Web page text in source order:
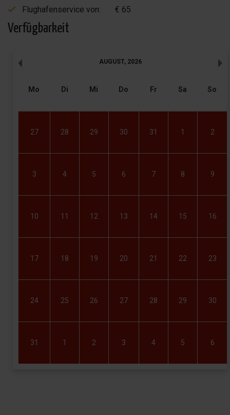
Flughafenservice von:
€ 65
Verfügbarkeit
AUGUST, 2026
Mo Di Mi Do Fr Sa So
27 28 29 30 31 1 2
3 4 5 6 7 8 9
10 11 12 13 14 15 16
17 18 19 20 21 22 23
24 25 26 27 28 29 30
31 1 2 3 4 5 6